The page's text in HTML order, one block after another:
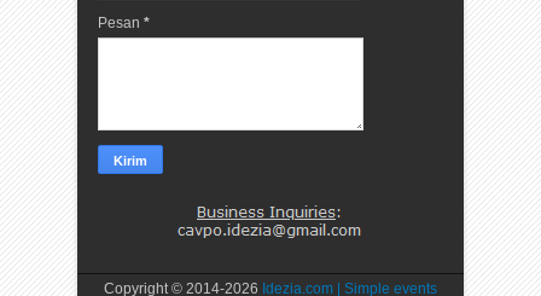
Pesan *
Copyright © 2014-2026 Idezia.com | Simple events